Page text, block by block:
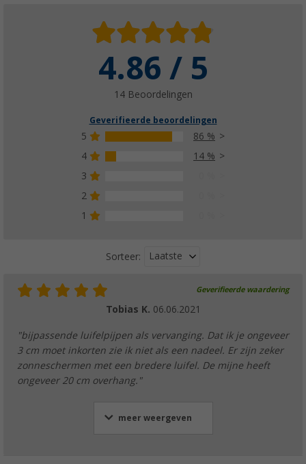
4.86 / 5
14 Beoordelingen
Geverifieerde beoordelingen
5
86 %
4
14 %
3
2
1
Sorteer: Laatste
Geverifieerde waardering
Tobias K. 06.06.2021
"bijpassende luifelpijpen als vervanging. Dat ik je ongeveer
3 cm moet inkorten zie ik niet als een nadeel. Er zijn zeker
zonneschermen met een bredere luifel. De mijne heeft
ongeveer 20 cm overhang."
meer weergeven